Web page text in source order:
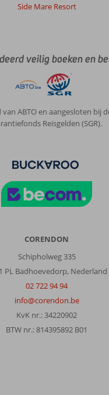
Side Mare Resort
veilig boeken en
van ABTO en aangesloten bij
Reisgelden (SGR).
CORENDON
Schipholweg 335
PL Badhoevedorp, Nederland
02 722 94 94
info@corendon.be
KvK nr.: 34220902
BTW nr.: 814395892 B01